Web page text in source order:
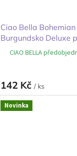
Ciao Bella
Burgundsko Deluxe
cmCIAO BELLA
142 Kč / ks
Novinka